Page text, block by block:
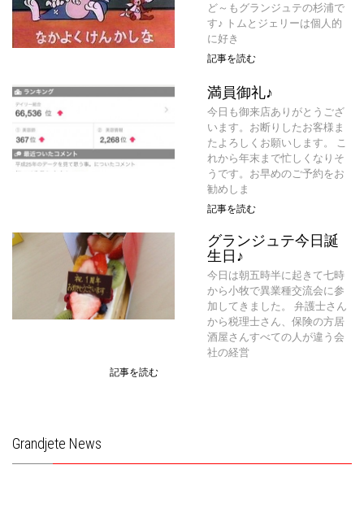
ど～もグランジュテの杉浦で
す♪ トムとジェリーは個人的
に好き
記事を読む
満員御礼♪
今日も御来店ありがとうござ
います。お断りしたお客様ま
たよろしくお願いします。 こ
れから年末まで忙しくなりそ
うです。お早めのご予約をお
勧めしま
記事を読む
グランジュテ今日誕
生日♪
今日は朝五時半に起きて七時
から小牧で異業種交流会に参
加してきました。 弁護士さん
から税理士さん、保険の方居
酒屋さんすべての人が違う会
社の経営
記事を読む
Grandjete News